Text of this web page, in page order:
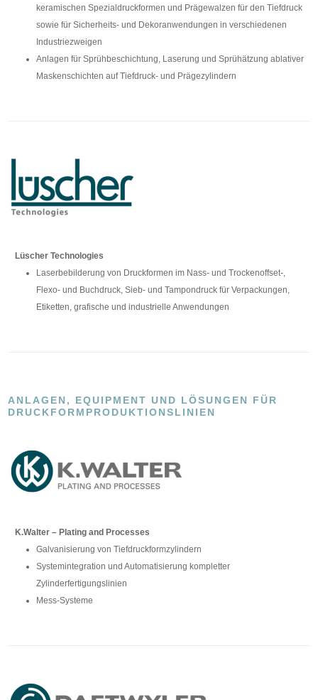
keramischen Spezialdruckformen und Prägewalzen für den Tiefdruck
sowie für Sicherheits- und Dekoranwendungen in verschiedenen
Industriezweigen
Anlagen für Sprühbeschichtung, Laserung und Sprühätzung ablativer
Maskenschichten auf Tiefdruck- und Prägezylindern
Lüscher Technologies
Laserbebilderung von Druckformen im Nass- und Trockenoffset-,
Flexo- und Buchdruck, Sieb- und Tampondruck für Verpackungen,
Etiketten, grafische und industrielle Anwendungen
ANLAGEN, EQUIPMENT UND LÖSUNGEN FÜR
DRUCKFORMPRODUKTIONSLINIEN
K.Walter – Plating and Processes
Galvanisierung von Tiefdruckformzylindern
Systemintegration und Automatisierung kompletter
Zylinderfertigungslinien
Mess-Systeme